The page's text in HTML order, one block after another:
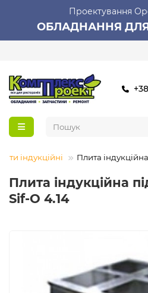
Проектування
ОБЛАДНАННЯ ДЛЯ
індукційні Плита
Плита індукційна
Sif-O 4.14